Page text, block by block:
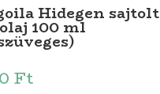
Hidegen sajtolt
100 ml
Ft